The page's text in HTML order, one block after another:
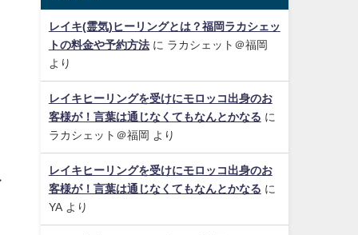
レイキ(霊気)ヒーリングとは？福岡ラカシェッ
トの料金や予約方法に ラカシェット＠福岡
より
レイキヒーリングを受けにモロッコ出身のお
客様が！言葉は通じなくてもなんとかなる に
ラカシェット＠福岡 より
レイキヒーリングを受けにモロッコ出身のお
客様が！言葉は通じなくてもなんとかなる に
YAより